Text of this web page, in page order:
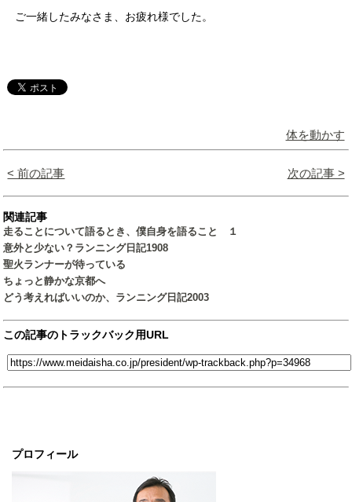
プロフィール
ご一緒したみなさま、お疲れ様でした。
体を動かす
< 前の記事 次の記事 >
関連記事
走ることについて語るとき、僕自身を語ること １
意外と少ない？ランニング日記1908
聖火ランナーが待っている
ちょっと静かな京都へ
どう考えればいいのか、ランニング日記2003
この記事のトラックバック用URL